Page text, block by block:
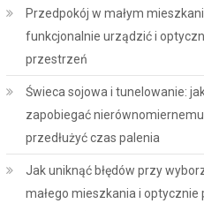
Przedpokój w małym
funkcjonalnie urządzić i
przestrzeń
Świeca sojowa i tunelowanie:
zapobiegać
przedłużyć czas palenia
Jak uniknąć błędów przy
małego mieszkania i optycznie